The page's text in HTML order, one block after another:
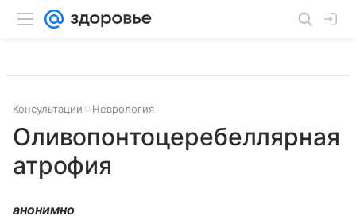
Консультации Неврология
Оливопонтоцеребеллярная
атрофия
анонимно